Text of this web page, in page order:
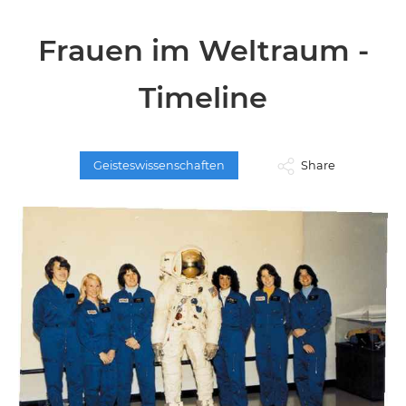
Frauen im Weltraum -
Timeline
Geisteswissenschaften Share